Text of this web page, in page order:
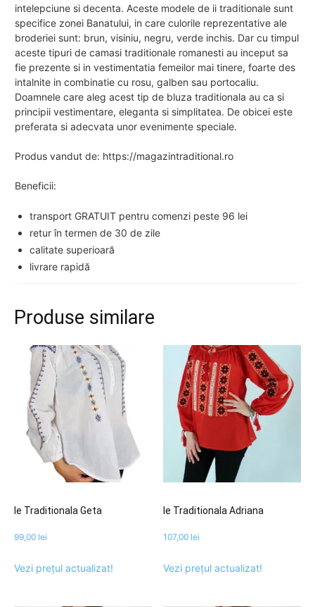
intelepciune si decenta. Aceste modele de ii traditionale sunt
specifice zonei Banatului, in care culorile reprezentative ale
broderiei sunt: brun, visiniu, negru, verde inchis. Dar cu timpul
aceste tipuri de camasi traditionale romanesti au inceput sa
fie prezente si in vestimentatia femeilor mai tinere, foarte des
intalnite in combinatie cu rosu, galben sau portocaliu.
Doamnele care aleg acest tip de bluza traditionala au ca si
principii vestimentare, eleganta si simplitatea. De obicei este
preferata si adecvata unor evenimente speciale.
Produs vandut de: https://magazintraditional.ro
Beneficii:
transport GRATUIT pentru comenzi peste 96 lei
retur în termen de 30 de zile
calitate superioară
livrare rapidă
Produse similare
Ie Traditionala Geta
99,00 lei
Vezi prețul actualizat!
Ie Traditionala Adriana
107,00 lei
Vezi prețul actualizat!